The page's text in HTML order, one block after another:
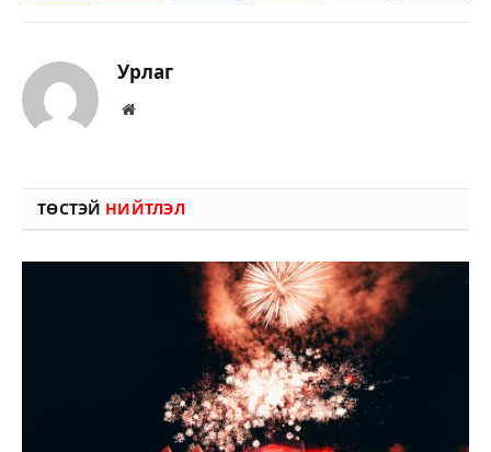
Урлаг
Вэбсайт
ТӨСТЭЙ НИЙТЛЭЛ